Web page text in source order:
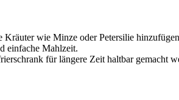
Kräuter wie Minze oder Petersilie
einfache Mahlzeit.
für längere Zeit haltbar gemacht